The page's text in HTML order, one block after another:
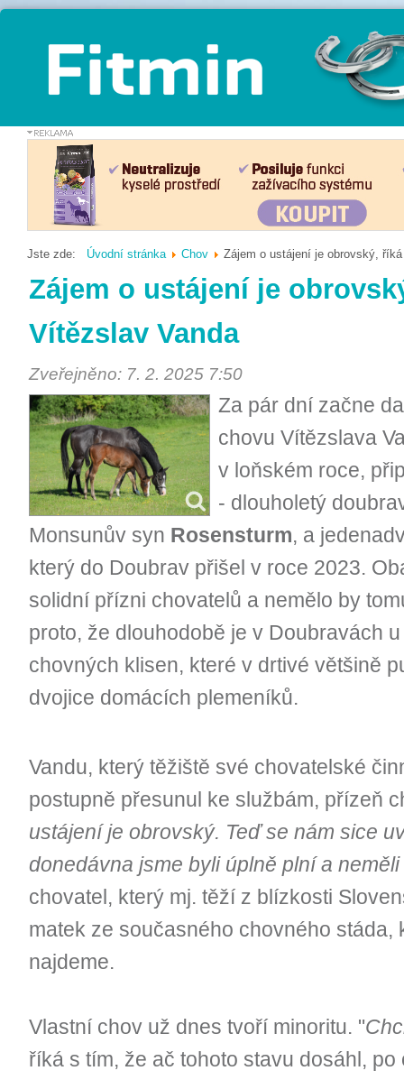
Jste zde: Úvodní stránka Chov Zájem o ustájení je obrovský,
Zájem o ustájení je
Vítězslav Vanda
Zveřejněno: 7. 2. 2025 7:50
Za pár dní začne
chovu Vítězslava
v loňském roce,
- dlouholetý
Monsunův syn Rosensturm, a
který do Doubrav přišel v roce 2023.
solidní přízni chovatelů a nemělo by
proto, že dlouhodobě je v Doubravách
chovných klisen, které v drtivé většině
dvojice domácích plemeníků.
Vandu, který těžiště své chovatelské
postupně přesunul ke službám, přízeň
ustájení je obrovský. Teď se nám sice
donedávna jsme byli úplně plní a
chovatel, který mj. těží z blízkosti
matek ze současného chovného stáda,
najdeme.
Vlastní chov už dnes tvoří minoritu. "
říká s tím, že ač tohoto stavu dosáhl,